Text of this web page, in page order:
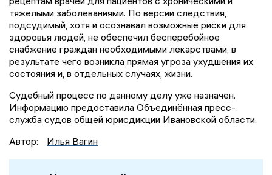
тяжелыми заболеваниями. По версии следствия,
подсудимый, хотя и осознавал возможные риски для
здоровья людей, не обеспечил бесперебойное
снабжение граждан необходимыми лекарствами, в
результате чего возникла прямая угроза ухудшения их
состояния и, в отдельных случаях, жизни.
Судебный процесс по данному делу уже назначен.
Информацию предоставила Объединённая пресс-
служба судов общей юрисдикции Ивановской области.
Автор:
Илья Вагин